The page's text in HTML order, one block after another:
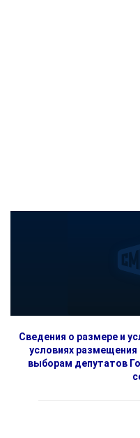
Сведения о размере и
условиях
выборам депутатов